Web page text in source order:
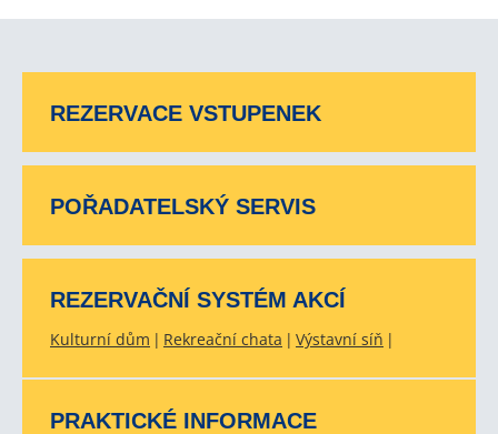
REZERVACE VSTUPENEK
POŘADATELSKÝ SERVIS
REZERVAČNÍ SYSTÉM AKCÍ
Kulturní dům Rekreační chata Výstavní síň
PRAKTICKÉ INFORMACE